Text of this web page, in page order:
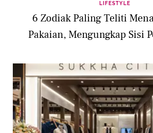
LIFESTYLE
6 Zodiak Paling Teliti
Pakaian, Mengungkap Sisi